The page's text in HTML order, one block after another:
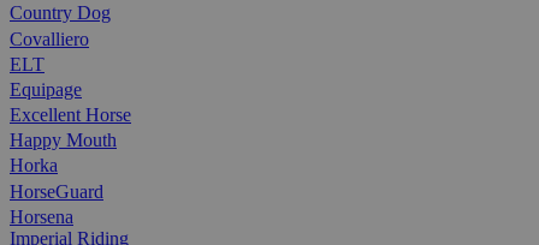
Country Dog
Covalliero
ELT
Equipage
Excellent Horse
Happy Mouth
Horka
HorseGuard
Horsena
Imperial Riding